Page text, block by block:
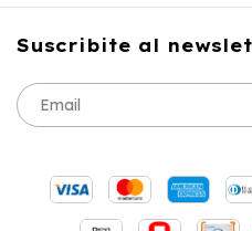
Suscribite al